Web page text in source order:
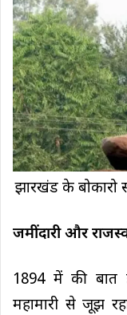
झारखंड के बोकारो
जमींदारी और
1894 में की
महामारी से जूझ